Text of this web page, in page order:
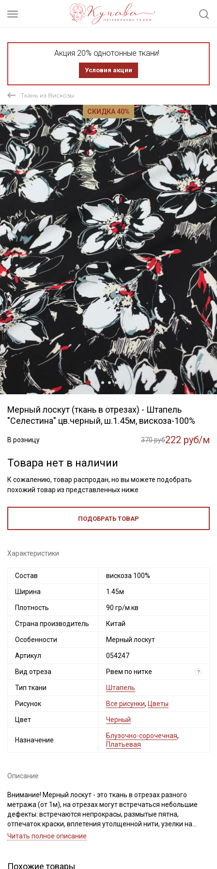
Акция 20% однотонные ткани!
Условия акции
Ткань из Вискозы
СКИДКА 40%
Мерный лоскут (ткань в отрезах) - Штапель
"Селестина" цв.черный, ш.1.45м, вискоза-100%
В розницу 370 руб222 руб/м
Товара нет в наличии
К сожалению, товар распродан, но вы можете подобрать
похожий товар из представленных ниже
ПОДОБРАТЬ ТОВАР
Характеристики
Состав вискоза 100%
Ширина 1.45м
Плотность 90 гр/м.кв
Страна производитель Китай
Особенности Мерный лоскут
Артикул 054247
Вид отреза Рвем по нитке ?
Тип ткани Штапель
Рисунок Все рисунки, Цветы
Цвет Черный
Назначение
Блузочно-сорочечная,
Платьевая
Описание
Внимание! Мерный лоскут - это ткань в отрезах разного
метража (от 1м), на отрезах могут встречаться небольшие
дефекты: встречаются непрокрасы, размытые пятна,
отпечаток краски, вплетения утолщенной нити, узелки на
утолщениях, разряженность из-за сбоя в переплетении,
швом. При обнаружении на отрезе других дефектов, с вами
Читать полное описание
Похожие товары